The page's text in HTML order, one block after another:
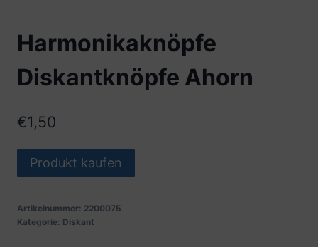
Harmonikaknöpfe
Diskantknöpfe Ahorn
€1,50
Produkt kaufen
Artikelnummer: 2200075
Kategorie: Diskant